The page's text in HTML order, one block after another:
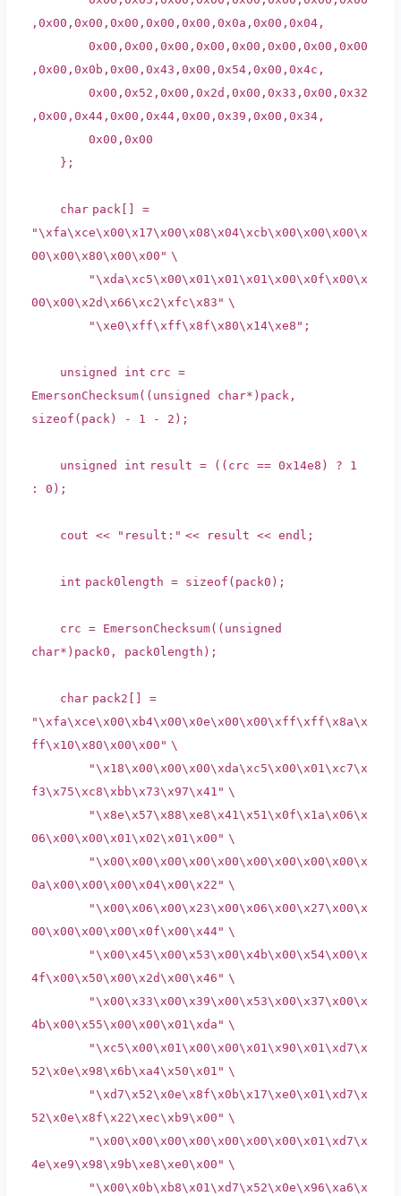
,0x00,0x00,0x00,0x00,0x00,0x0a,0x00,0x04,
0x00,0x00,0x00,0x00,0x00,0x00,0x00,0x00
,0x00,0x0b,0x00,0x43,0x00,0x54,0x00,0x4c,
0x00,0x52,0x00,0x2d,0x00,0x33,0x00,0x32
,0x00,0x44,0x00,0x44,0x00,0x39,0x00,0x34,
0x00,0x00
};
char pack[] =
"\xfa\xce\x00\x17\x00\x08\x04\xcb\x00\x00\x00\x
00\x00\x80\x00\x00" \
"\xda\xc5\x00\x01\x01\x01\x00\x0f\x00\x
00\x00\x2d\x66\xc2\xfc\x83" \
"\xe0\xff\xff\x8f\x80\x14\xe8" ;
unsigned int crc =
EmersonChecksum((unsigned char*)pack,
sizeof(pack) - 1 - 2);
unsigned int result = ((crc == 0x14e8) ? 1
: 0);
cout << "result:" << result << endl;
int pack0length = sizeof(pack0);
crc = EmersonChecksum((unsigned
char*)pack0, pack0length);
char pack2[] =
"\xfa\xce\x00\xb4\x00\x0e\x00\x00\xff\xff\x8a\x
ff\x10\x80\x00\x00" \
"\x18\x00\x00\x00\xda\xc5\x00\x01\xc7\x
f3\x75\xc8\xbb\x73\x97\x41" \
"\x8e\x57\x88\xe8\x41\x51\x0f\x1a\x06\x
06\x00\x00\x01\x02\x01\x00" \
"\x00\x00\x00\x00\x00\x00\x00\x00\x00\x
0a\x00\x00\x00\x04\x00\x22" \
"\x00\x06\x00\x23\x00\x06\x00\x27\x00\x
00\x00\x00\x00\x0f\x00\x44" \
"\x00\x45\x00\x53\x00\x4b\x00\x54\x00\x
4f\x00\x50\x00\x2d\x00\x46" \
"\x00\x33\x00\x39\x00\x53\x00\x37\x00\x
4b\x00\x55\x00\x00\x01\xda" \
"\xc5\x00\x01\x00\x00\x01\x90\x01\xd7\x
52\x0e\x98\x6b\xa4\x50\x01" \
"\xd7\x52\x0e\x8f\x0b\x17\xe0\x01\xd7\x
52\x0e\x8f\x22\xec\xb9\x00" \
"\x00\x00\x00\x00\x00\x00\x00\x01\xd7\x
4e\xe9\x98\x9b\xe8\xe0\x00" \
"\x00\x0b\xb8\x01\xd7\x52\x0e\x96\xa6\x